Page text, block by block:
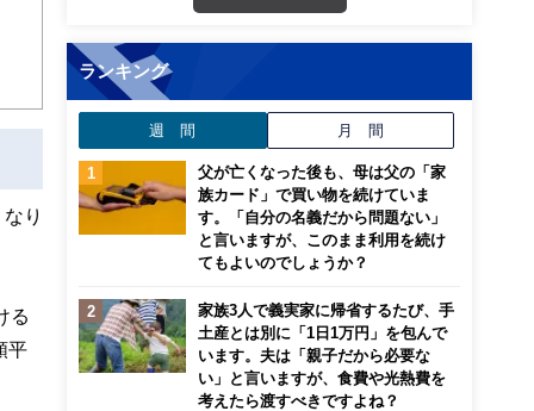
り
る
平
ランキング
週 間 月 間
父が亡くなった後も、母は父の「家
族カード」で買い物を続けていま
す。「自分の名義だから問題ない」
と言いますが、このまま利用を続け
てもよいのでしょうか？
家族3人で義実家に帰省するたび、手
土産とは別に「1日1万円」を包んで
います。夫は「親子だから必要な
い」と言いますが、食費や光熱費を
考えたら渡すべきですよね？